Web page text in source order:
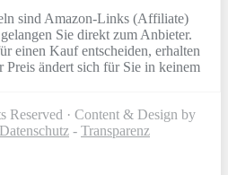
sind Amazon-Links (Affiliate)
Sie direkt zum Anbieter.
einen Kauf entscheiden, erhalten
ändert sich für Sie in keinem
· Content & Design by
Datenschutz - Transparenz